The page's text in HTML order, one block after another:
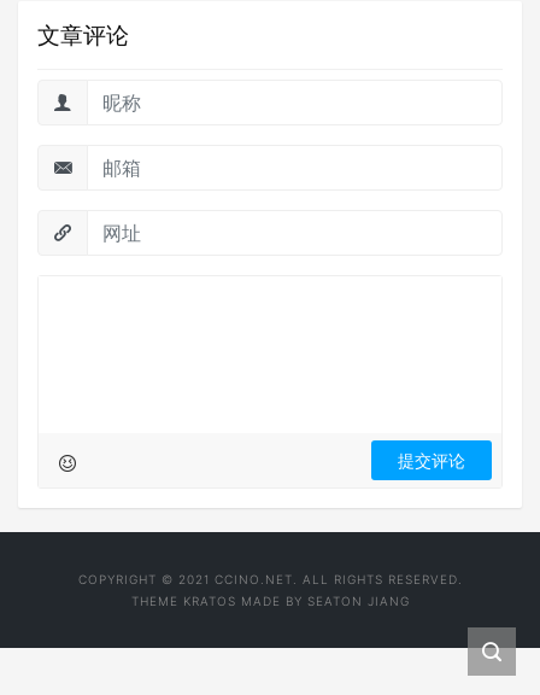
文章评论
COPYRIGHT © 2021 CCINO.NET. ALL RIGHTS RESERVED.
THEME KRATOS MADE BY SEATON JIANG